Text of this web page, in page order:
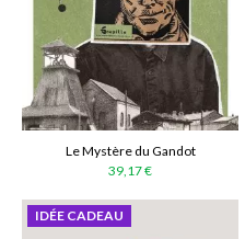
Le Mystère du Gandot
39,17 €
IDÉE CADEAU